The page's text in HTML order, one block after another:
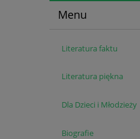
Menu
Literatura faktu
Literatura piękna
Dla Dzieci i Młodzieży
Biografie